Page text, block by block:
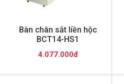
Bàn chân sắt liền hộc
BCT14-HS1
4.077.000đ